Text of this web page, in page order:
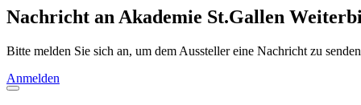
Nachricht an Akademie St.Gallen
Bitte melden Sie sich an, um dem Aussteller eine Nachricht zu
Anmelden